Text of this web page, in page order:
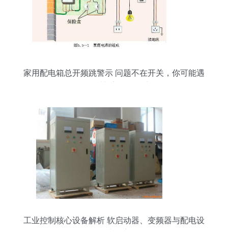
家用配电箱总开频跳警示 问题不在开关，你可能遇
工业控制核心设备解析 软启动器、变频器与配电设